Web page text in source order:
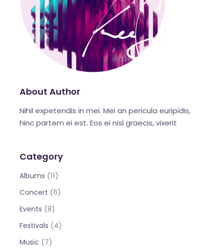
About Author
Nihil expetendis in mei. Mei an pericula euripidis,
hinc partem ei est. Eos ei nisl graecis, vixerit
Category
Albums (11)
Concert (6)
Events (8)
Festivals (4)
Music (7)